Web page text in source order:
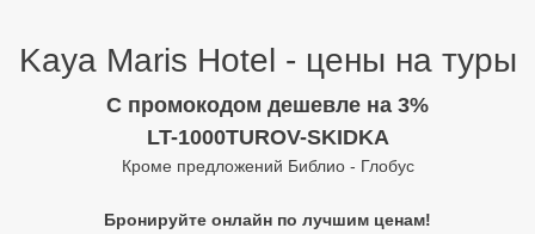
Kaya Maris Hotel - цены на туры
C промокодом дешевле на 3%
LT-1000TUROV-SKIDKA
Кроме предложений Библио - Глобус
Бронируйте онлайн по лучшим ценам!
Подборки отелей